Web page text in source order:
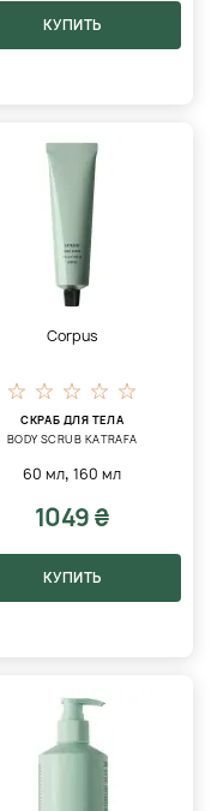
КУПИТЬ
Corpus
СКРАБ ДЛЯ ТЕЛА
BODY SCRUB KATRAFA
60 мл,160 мл
1049 ₴
КУПИТЬ